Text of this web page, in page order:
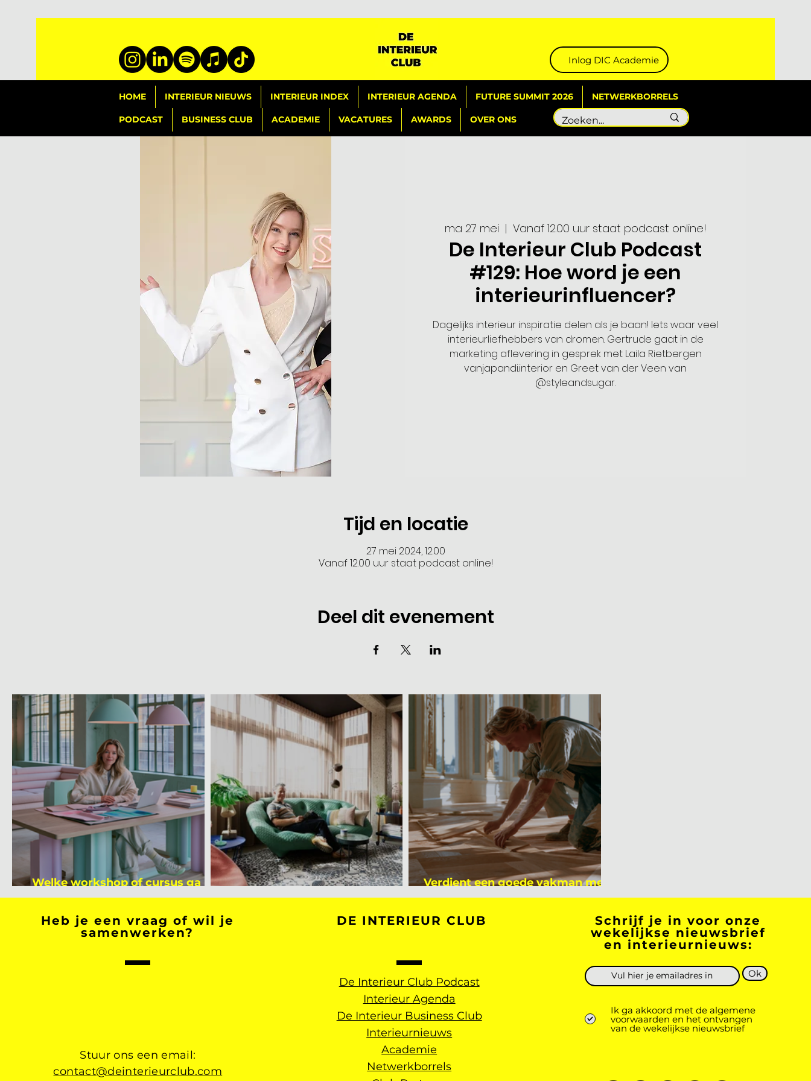
Inlog DIC Academie
HOME INTERIEUR NIEUWS INTERIEUR INDEX INTERIEUR AGENDA FUTURE SUMMIT 2026 NETWERKBORRELS
PODCAST BUSINESS CLUB ACADEMIE VACATURES AWARDS OVER ONS
ma 27 mei
  |
Vanaf 12.00 uur staat podcast online!
De Interieur Club Podcast
#129: Hoe word je een
interieurinfluencer?
Dagelijks interieur inspiratie delen als je baan! Iets waar veel
interieurliefhebbers van dromen. Gertrude gaat in de
marketing aflevering in gesprek met Laila Rietbergen
vanjapandi.interior en Greet van der Veen van
@styleandsugar.
Tijd en locatie
27 mei 2024, 12:00
Vanaf 12.00 uur staat podcast online!
Deel dit evenement
Welke workshop of cursus ga jij
volgen na je vakantie?
Binnenkijker bij Mark Mutsaers
Verdient een goede vakman meer
dan een gemiddelde academicus?
Heb je een vraag of wil je
samenwerken?
Stuur ons een email:
contact@deinterieurclub.com
DE INTERIEUR CLUB
De Interieur Club Podcast
Interieur Agenda
De Interieur Business Club
Interieurnieuws
Academie
Netwerkborrels
Schrijf je in voor onze
wekelijkse nieuwsbrief
en interieurnieuws:
Ok
Ik ga akkoord met de algemene
voorwaarden en het ontvangen
van de wekelijkse nieuwsbrief